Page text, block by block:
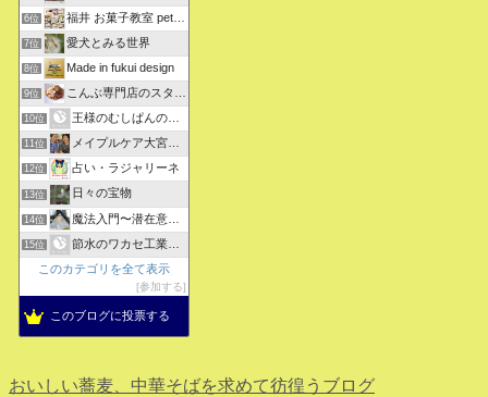
6位 福井 お菓子教室 petit sugarland
7位 愛犬とみる世界
8位 Made in fukui design
9位 こんぶ専門店のスタッフ日記
10位 王様のむしぱんのブログ
11位 メイプルケア大宮デイサービス
12位 占い・ラジャリーネ
13位 日々の宝物
14位 魔法入門〜潜在意識〜真を見抜く秘法〜
15位
節水のワカセ工業のブログ
このカテゴリを全て表示
参加する
このブログに投票する
おいしい蕎麦、中華そばを求めて彷徨うブログ